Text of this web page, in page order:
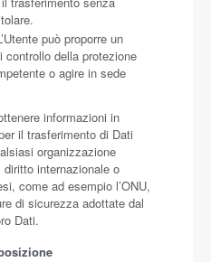
può proporre un
controllo della protezione
o agire in sede
informazioni in
il trasferimento di Dati
organizzazione
internazionale o
come ad esempio l’ONU,
di sicurezza adottate dal
Dati.